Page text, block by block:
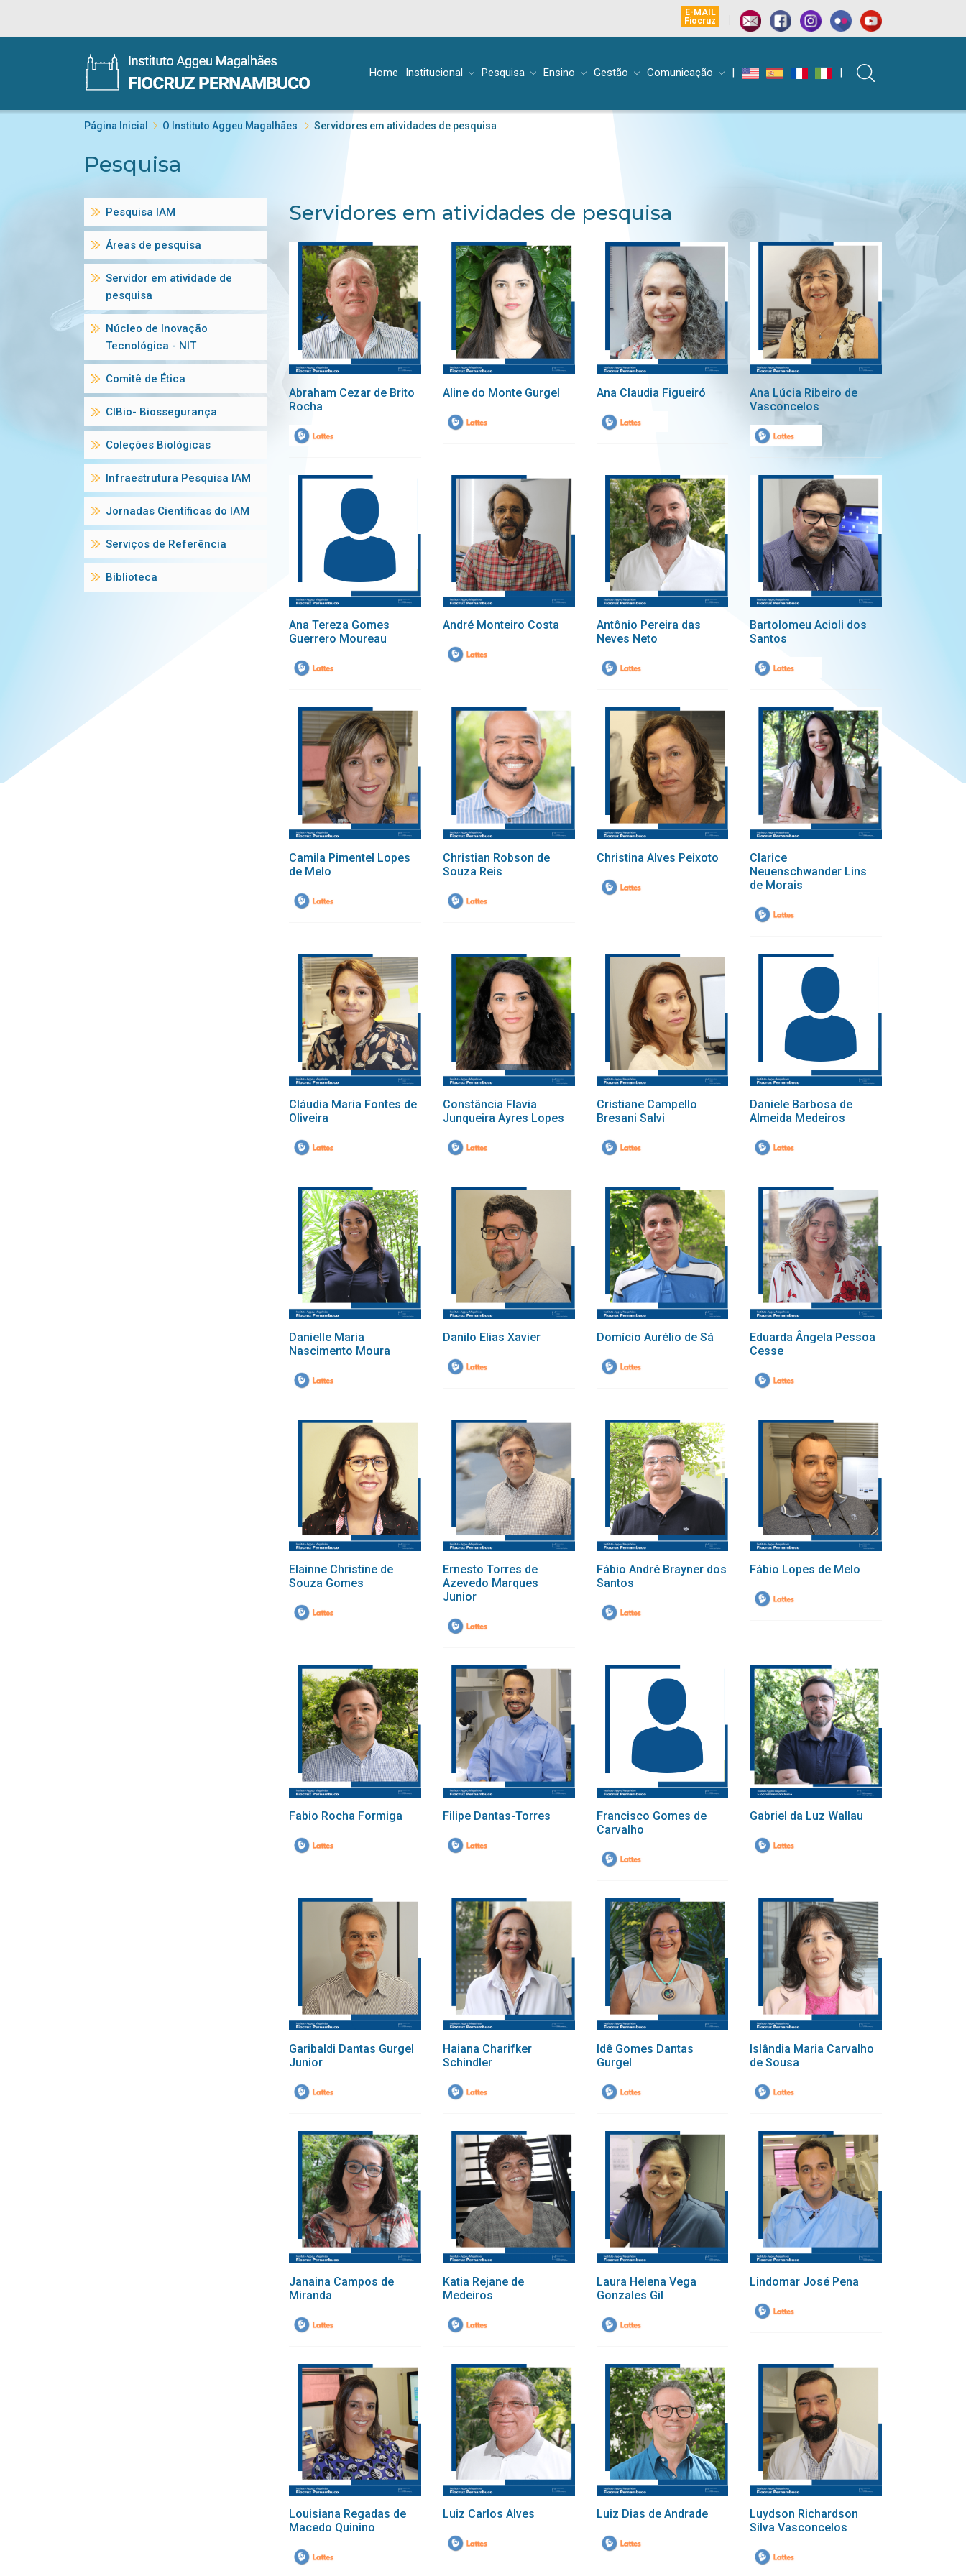
E-MAIL
Fiocruz
|
Home Institucional Pesquisa Ensino Gestão Comunicação | |
Página Inicial O Instituto Aggeu Magalhães Servidores em atividades de pesquisa
Pesquisa
Pesquisa IAM
Áreas de pesquisa
Servidor em atividade de
pesquisa
Núcleo de Inovação
Tecnológica - NIT
Comitê de Ética
CIBio- Biossegurança
Coleções Biológicas
Infraestrutura Pesquisa IAM
Jornadas Científicas do IAM
Serviços de Referência
Biblioteca
Servidores em atividades de pesquisa
Abraham Cezar de Brito
Rocha
Aline do Monte Gurgel Ana Claudia Figueiró
Ana Lúcia Ribeiro de
Vasconcelos
Ana Tereza Gomes
Guerrero Moureau
André Monteiro Costa
Antônio Pereira das
Neves Neto
Bartolomeu Acioli dos
Santos
Camila Pimentel Lopes
de Melo
Christian Robson de
Souza Reis
Christina Alves Peixoto
Clarice
Neuenschwander Lins
de Morais
Cláudia Maria Fontes de
Oliveira
Constância Flavia
Junqueira Ayres Lopes
Cristiane Campello
Bresani Salvi
Daniele Barbosa de
Almeida Medeiros
Danielle Maria
Nascimento Moura
Danilo Elias Xavier Domício Aurélio de Sá
Eduarda Ângela Pessoa
Cesse
Elainne Christine de
Souza Gomes
Ernesto Torres de
Azevedo Marques
Junior
Fábio André Brayner dos
Santos
Fábio Lopes de Melo
Fabio Rocha Formiga Filipe Dantas-Torres
Francisco Gomes de
Carvalho
Gabriel da Luz Wallau
Garibaldi Dantas Gurgel
Junior
Haiana Charifker
Schindler
Idê Gomes Dantas
Gurgel
Islândia Maria Carvalho
de Sousa
Janaina Campos de
Miranda
Katia Rejane de
Medeiros
Laura Helena Vega
Gonzales Gil
Lindomar José Pena
Louisiana Regadas de
Macedo Quinino
Luiz Carlos Alves Luiz Dias de Andrade
Luydson Richardson
Silva Vasconcelos